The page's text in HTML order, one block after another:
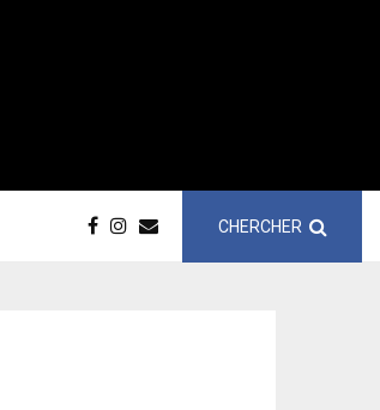
CHERCHER